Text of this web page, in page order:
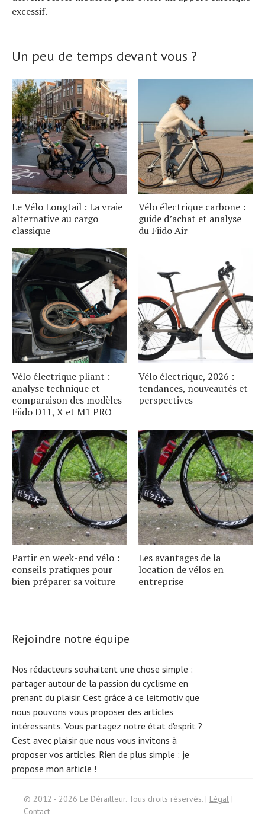
excessif.
Un peu de temps devant vous ?
Le Vélo Longtail : La vraie
alternative au cargo
classique
Vélo électrique carbone :
guide d’achat et analyse
du Fiido Air
Vélo électrique pliant :
analyse technique et
comparaison des modèles
Fiido D11, X et M1 PRO
Vélo électrique, 2026 :
tendances, nouveautés et
perspectives
Partir en week-end vélo :
conseils pratiques pour
bien préparer sa voiture
Les avantages de la
location de vélos en
entreprise
Rejoindre notre équipe
Nos rédacteurs souhaitent une chose simple :
partager autour de la passion du cyclisme en
prenant du plaisir. C'est grâce à ce leitmotiv que
nous pouvons vous proposer des articles
intéressants. Vous partagez notre état d'esprit ?
C'est avec plaisir que nous vous invitons à
proposer vos articles. Rien de plus simple : je
propose mon article !
© 2012 - 2026 Le Dérailleur. Tous droits réservés. | Légal |
Contact
Search
for: